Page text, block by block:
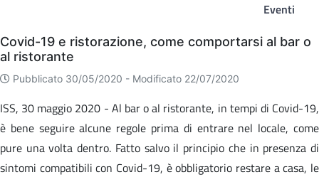
Eventi
Eventi
Covid-19 e ristorazione, come comportarsi al bar o
al ristorante
Pubblicato 30/05/2020 - Modificato 22/07/2020
ISS, 30 maggio 2020 - Al bar o al ristorante, in tempi di Covid-19,
è bene seguire alcune regole prima di entrare nel locale, come
pure una volta dentro. Fatto salvo il principio che in presenza di
sintomi compatibili con Covid-19, è obbligatorio restare a casa, le